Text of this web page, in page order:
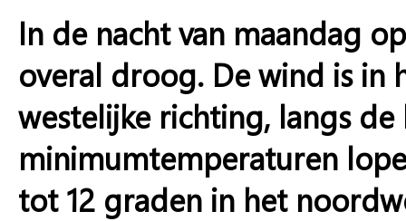
In de nacht van maandag
overal droog. De wind is in
westelijke richting, langs
minimumtemperaturen
tot 12 graden in het